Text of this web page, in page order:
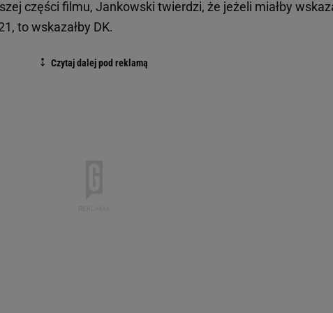
części filmu, Jankowski twierdzi, że jeżeli miałby
to wskazałby DK.